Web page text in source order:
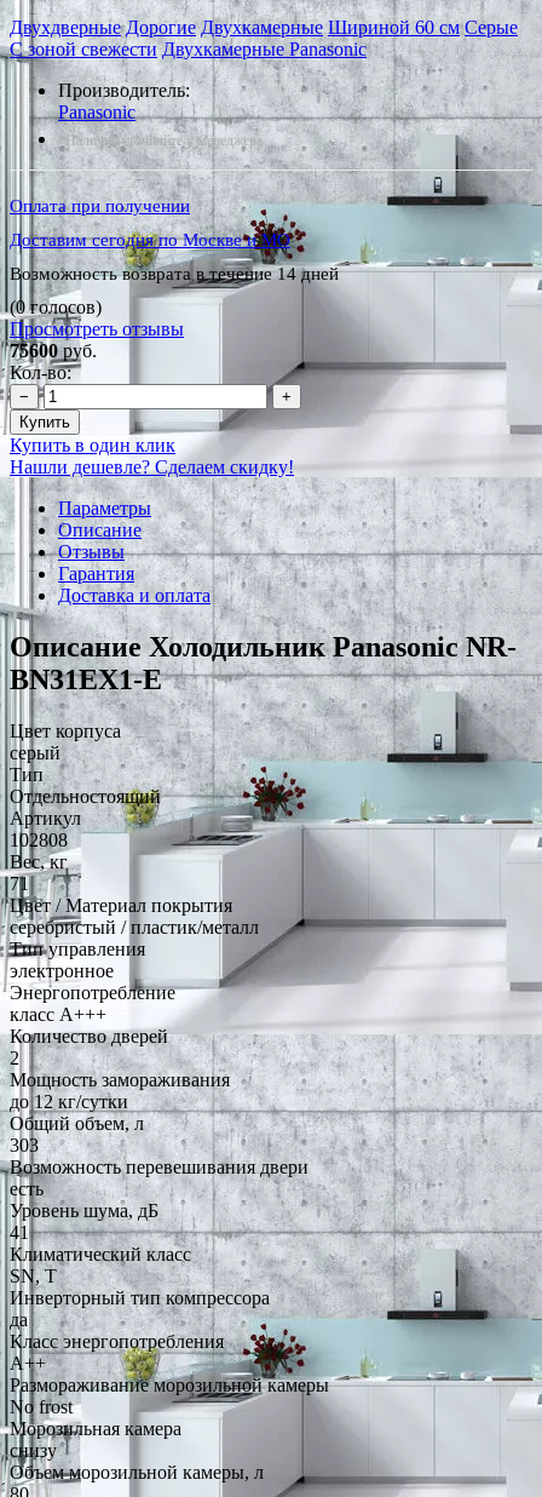
Двухдверные Дорогие Двухкамерные Шириной 60 см Серые
С зоной свежести Двухкамерные Panasonic
Производитель:
Panasonic
*Наличие уточняйте у менеджера
Оплата при получении
Доставим сегодня по Москве и МО
Возможность возврата в течение 14 дней
(0 голосов)
Просмотреть отзывы
75600руб.
Кол-во:
−
+
Купить
Купить в один клик
Нашли дешевле? Сделаем скидку!
Параметры
Описание
Отзывы
Гарантия
Доставка и оплата
Описание Холодильник Panasonic NR-
BN31EX1-E
Цвет корпуса
серый
Тип
Отдельностоящий
Артикул
102808
Вес, кг
71
Цвет / Материал покрытия
серебристый / пластик/металл
Тип управления
электронное
Энергопотребление
класс A+++
Количество дверей
2
Мощность замораживания
до 12 кг/cутки
Общий объем, л
303
Возможность перевешивания двери
есть
Уровень шума, дБ
41
Климатический класс
SN, T
Инверторный тип компрессора
да
Класс энергопотребления
A++
Размораживание морозильной камеры
No frost
Морозильная камера
снизу
Объем морозильной камеры, л